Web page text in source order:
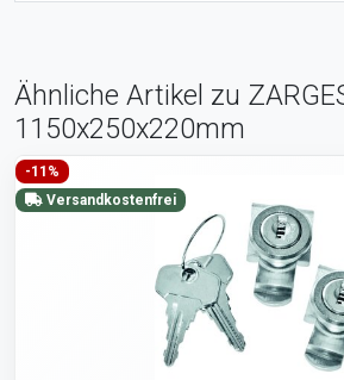
Ähnliche Artikel zu
1150x250x220mm
-11%
Versandkostenfrei